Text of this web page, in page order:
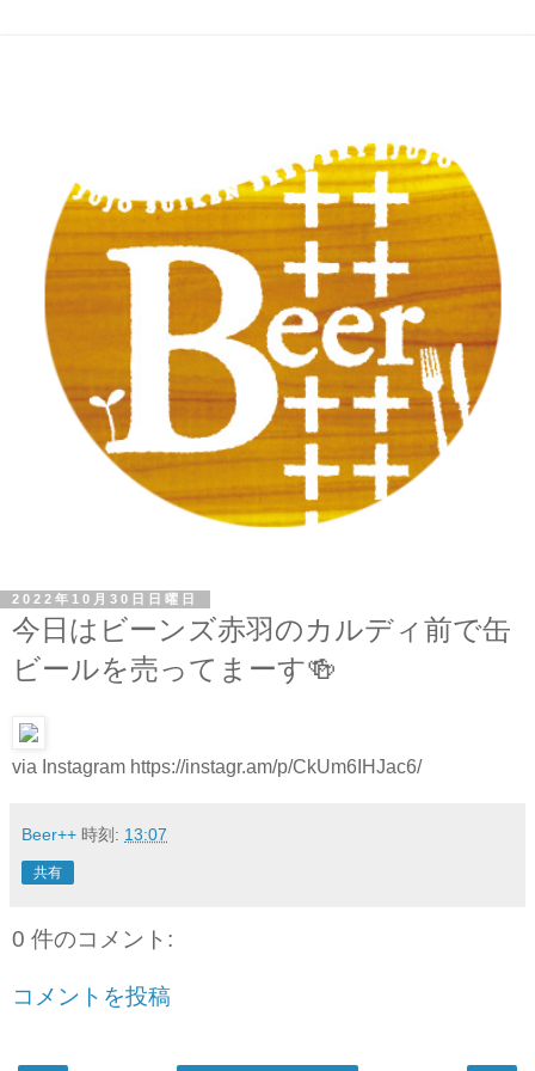
2022年10月30日日曜日
今日はビーンズ赤羽のカルディ前で缶
ビールを売ってまーす🍻
via Instagram https://instagr.am/p/CkUm6IHJac6/
Beer++ 時刻: 13:07
共有
0 件のコメント:
コメントを投稿